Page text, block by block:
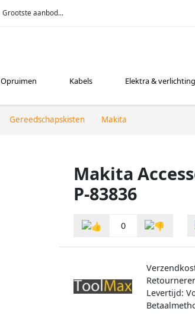
Grootste aanbod...
Opruimen Kabels Elektra & verlichting
Gereedschapskisten Makita
Makita
P-83836
0
Levertijd: